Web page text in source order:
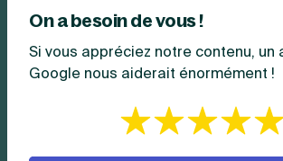
société.
L’imposition du gérant de la
l’impôt sur les sociétés (IS)
rémunération du gérant égalitaire
On a besoin de vous !
Si vous appréciez notre contenu, un
Google nous aiderait énormément !